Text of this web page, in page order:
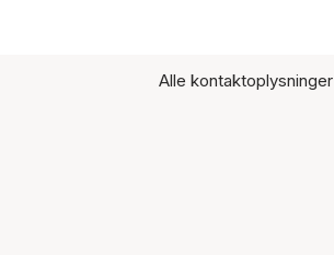
Alle kontaktoplysninger